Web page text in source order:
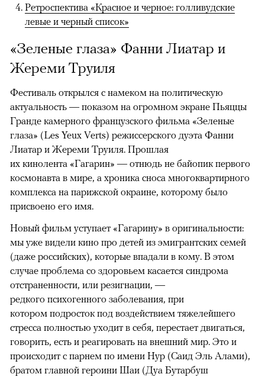
Ретроспектива «Красное и черное: голливудские
левые и черный список»
«Зеленые глаза» Фанни Лиатар и
Жереми Труиля
Фестиваль открылся с намеком на политическую
актуальность — показом на огромном экране Пьяццы
Гранде камерного французского фильма «Зеленые
глаза» (Les Yeux Verts) режиссерского дуэта Фанни
Лиатар и Жереми Труиля. Прошлая
их кинолента «Гагарин» — отнюдь не байопик первого
космонавта в мире, а хроника сноса многоквартирного
комплекса на парижской окраине, которому было
присвоено его имя.
Новый фильм уступает «Гагарину» в оригинальности:
мы уже видели кино про детей из эмигрантских семей
(даже российских), которые впадали в кому. В этом
случае проблема со здоровьем касается синдрома
отстраненности, или резигнации, —
редкого психогенного заболевания, при
котором подросток под воздействием тяжелейшего
стресса полностью уходит в себя, перестает двигаться,
говорить, есть и реагировать на внешний мир. Это и
происходит с парнем по имени Нур (Саид Эль Алами),
братом главной героини Шаи (Дуа Бутарбуш